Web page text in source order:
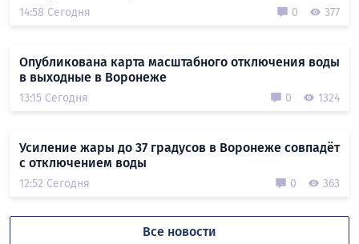
14:58 Сегодня 0 377
Опубликована карта масштабного отключения воды
в выходные в Воронеже
13:15 Сегодня 0 1324
Усиление жары до 37 градусов в Воронеже совпадёт
с отключением воды
12:52 Сегодня 0 363
Все новости